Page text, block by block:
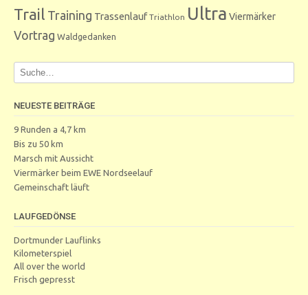
Trail Training Trassenlauf Triathlon Ultra Viermärker
Vortrag Waldgedanken
NEUESTE BEITRÄGE
9 Runden a 4,7 km
Bis zu 50 km
Marsch mit Aussicht
Viermärker beim EWE Nordseelauf
Gemeinschaft läuft
LAUFGEDÖNSE
Dortmunder Lauflinks
Kilometerspiel
All over the world
Frisch gepresst